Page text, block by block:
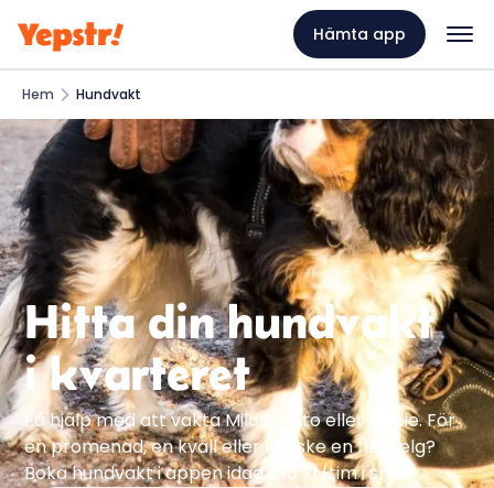
Hämta app
Hem Hundvakt
Hitta din hundvakt
i kvarteret
Få hjälp med att vakta Milou, Pluto eller Lassie. För
en promenad, en kväll eller kanske en hel helg?
Boka hundvakt i appen idag. 210 kr/tim i snitt.